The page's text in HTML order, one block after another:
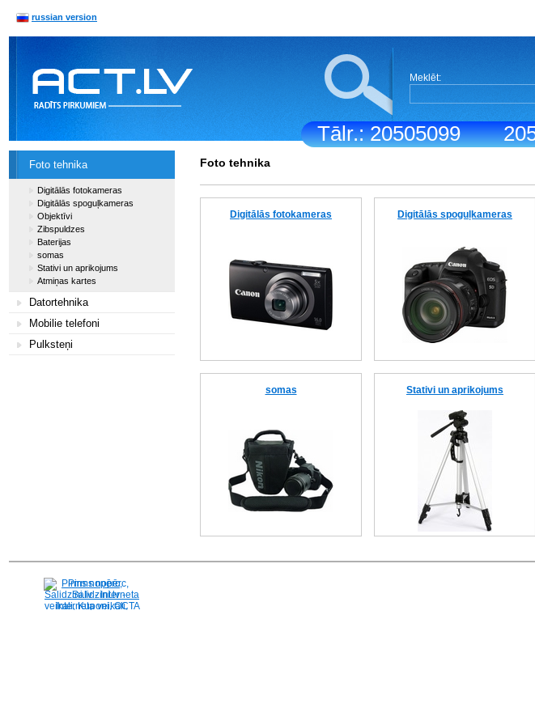
Tālr.: 20505099
russian version
Meklēt:
Foto tehnika
Digitālās fotokameras
Digitālās spoguļkameras
Objektīvi
Zibspuldzes
Baterijas
somas
Stativi un aprikojums
Atmiņas kartes
Datortehnika
Mobilie telefoni
Pulksteņi
Foto tehnika
Digitālās fotokameras Digitālās spoguļkameras
somas Stativi un aprikojums
Pirms nopērc,
Salidzini.lv - Interneta
veikali, Kuponi, OCTA